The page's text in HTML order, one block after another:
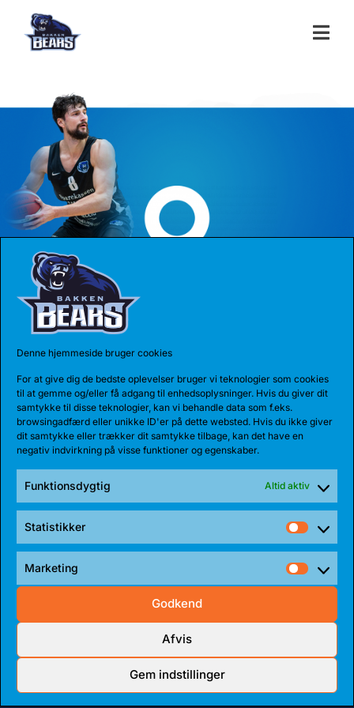
Denne hjemmeside bruger cookies
For at give dig de bedste oplevelser bruger vi teknologier som cookies
til at gemme og/eller få adgang til enhedsoplysninger. Hvis du giver dit
samtykke til disse teknologier, kan vi behandle data som f.eks.
browsingadfærd eller unikke ID'er på dette websted. Hvis du ikke giver
dit samtykke eller trækker dit samtykke tilbage, kan det have en
negativ indvirkning på visse funktioner og egenskaber.
Funktionsdygtig Altid aktiv
Statistikker
Marketing
Godkend
Afvis
Gem indstillinger
Sparekassen
Meet all our partners